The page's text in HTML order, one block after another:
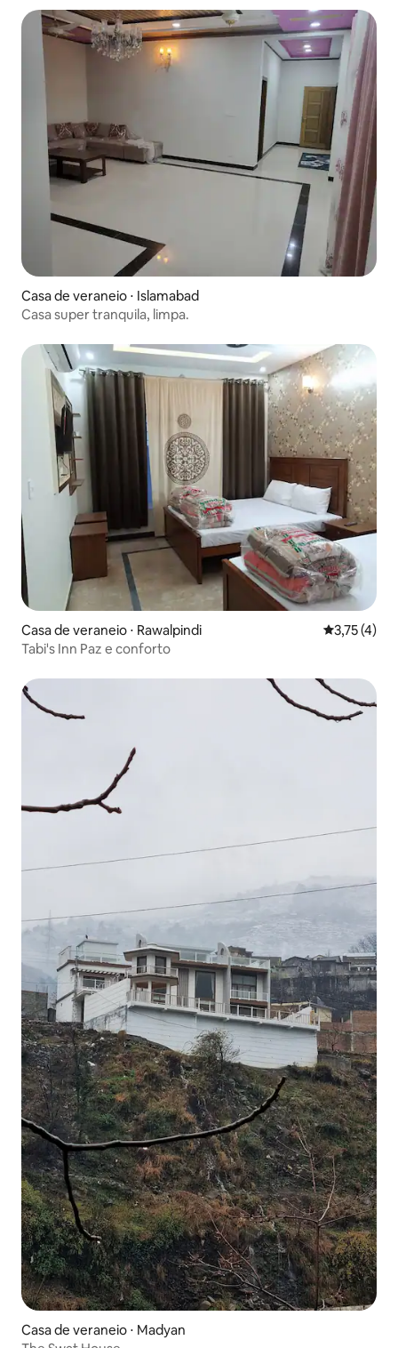
Casa de veraneio ⋅ Islamabad
Casa super tranquila, limpa.
Casa de veraneio ⋅ Rawalpindi 3,75 de
3,75 (4)
Tabi's Inn Paz e conforto
Casa de veraneio ⋅ Madyan